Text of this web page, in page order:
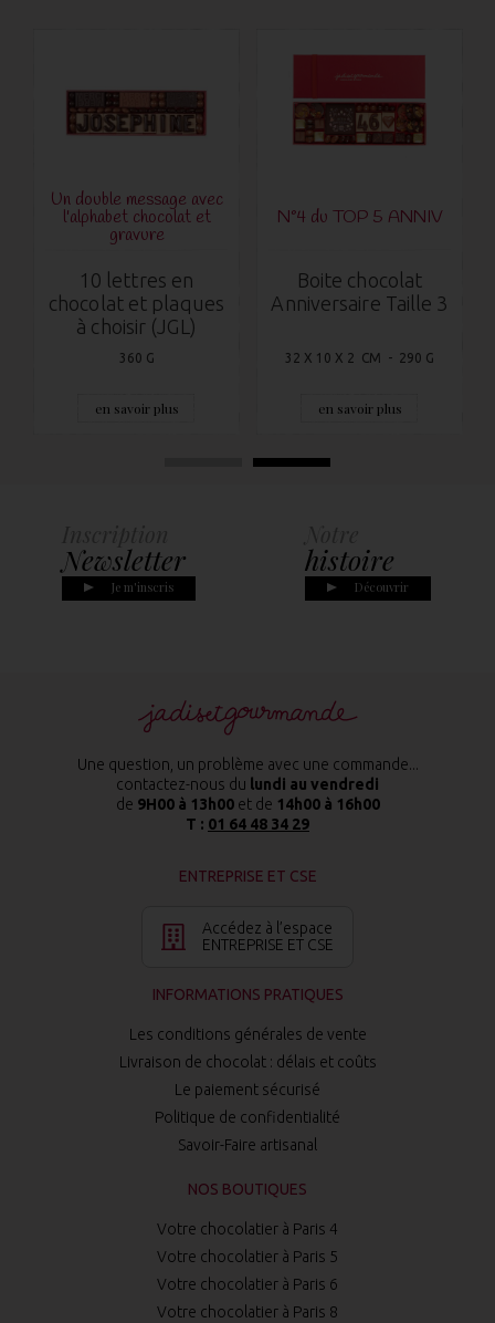
Un double message avec
l'alphabet chocolat et
gravure
10 lettres en
chocolat et plaques
à choisir (JGL)
360 G
en savoir plus
N°4 du TOP 5 ANNIV
Boite chocolat
Anniversaire Taille 3
32 X 10 X 2 CM - 290 G
en savoir plus
Newsletter
Je m'inscris
histoire
Découvrir
Une question, un problème avec une commande...
contactez-nous du lundi au vendredi
de 9H00 à 13h00et de 14h00 à 16h00
T : 01 64 48 34 29
ENTREPRISE ET CSE
Accédez à l’espace
ENTREPRISE ET CSE
INFORMATIONS PRATIQUES
Les conditions générales de vente
Livraison de chocolat : délais et coûts
Le paiement sécurisé
Politique de confidentialité
Savoir-Faire artisanal
NOS BOUTIQUES
Votre chocolatier à Paris 4
Votre chocolatier à Paris 5
Votre chocolatier à Paris 6
Votre chocolatier à Paris 8